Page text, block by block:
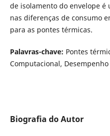
de isolamento do envelope
nas diferenças de consumo
para as pontes térmicas.
Palavras-chave: Pontes
Computacional,
Biografia do Autor